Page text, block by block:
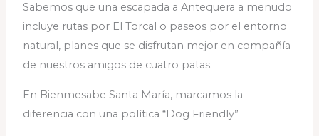
Sabemos que una escapada a Antequera a menudo
incluye rutas por El Torcal o paseos por el entorno
natural, planes que se disfrutan mejor en compañía
de nuestros amigos de cuatro patas.
En Bienmesabe Santa María, marcamos la
diferencia con una política “Dog Friendly”